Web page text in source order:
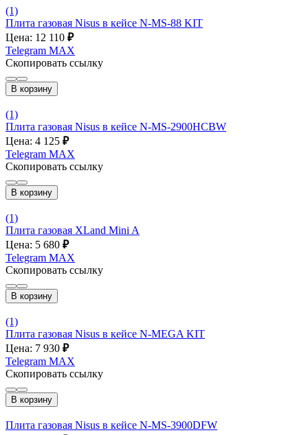
(1)
Плита газовая Nisus в кейсе N-MS-88 KIT
Цена: 12 110 ₽
Telegram MAX
Скопировать ссылку
В корзину
(1)
Плита газовая Nisus в кейсе N-MS-2900HCBW
Цена: 4 125 ₽
Telegram MAX
Скопировать ссылку
В корзину
(1)
Плита газовая XLand Mini A
Цена: 5 680 ₽
Telegram MAX
Скопировать ссылку
В корзину
(1)
Плита газовая Nisus в кейсе N-MEGA KIT
Цена: 7 930 ₽
Telegram MAX
Скопировать ссылку
В корзину
Плита газовая Nisus в кейсе N-MS-3900DFW